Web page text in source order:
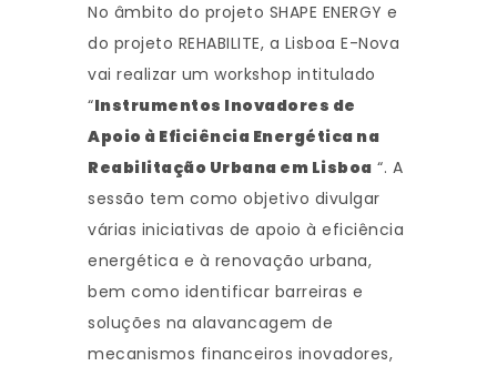
No âmbito do projeto SHAPE ENERGY e
do projeto REHABILITE, a Lisboa E-Nova
vai realizar um workshop intitulado
“Instrumentos Inovadores de
Apoio à Eficiência Energética na
Reabilitação Urbana em Lisboa “. A
sessão tem como objetivo divulgar
várias iniciativas de apoio à eficiência
energética e à renovação urbana,
bem como identificar barreiras e
soluções na alavancagem de
mecanismos financeiros inovadores,